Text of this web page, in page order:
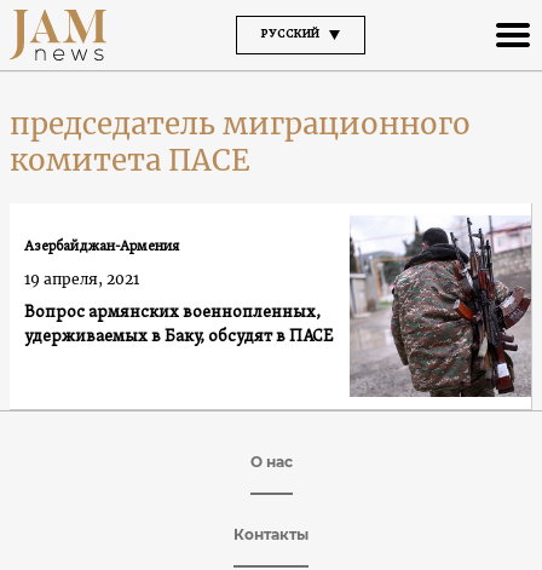
РУССКИЙ
председатель миграционного
комитета ПАСЕ
Вопрос армянских военнопленных,
удерживаемых в Баку, обсудят в ПАСЕ
Азербайджан-Армения
19 апреля, 2021
О нас
Контакты